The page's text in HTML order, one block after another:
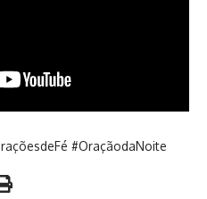
#OraçãodaNoite